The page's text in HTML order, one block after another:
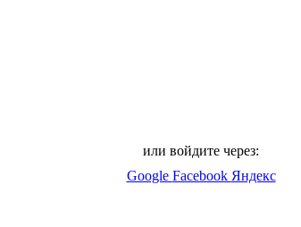
или войдите через:
Google Facebook Яндекс